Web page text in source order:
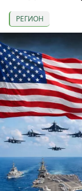
РЕГИОН